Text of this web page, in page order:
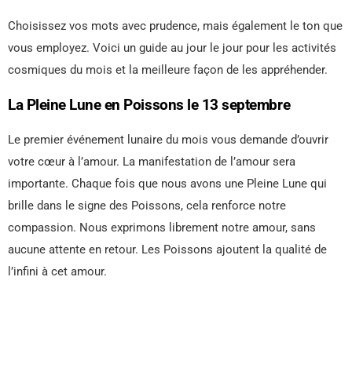
Choisissez vos mots avec prudence, mais également le ton que
vous employez. Voici un guide au jour le jour pour les activités
cosmiques du mois et la meilleure façon de les appréhender.
La Pleine Lune en Poissons le 13 septembre
Le premier événement lunaire du mois vous demande d’ouvrir
votre cœur à l’amour. La manifestation de l’amour sera
importante. Chaque fois que nous avons une Pleine Lune qui
brille dans le signe des Poissons, cela renforce notre
compassion. Nous exprimons librement notre amour, sans
aucune attente en retour. Les Poissons ajoutent la qualité de
l’infini à cet amour.